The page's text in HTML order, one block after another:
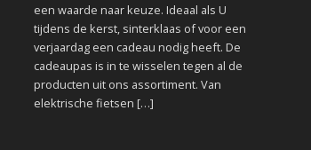
een waarde naar keuze. Ideaal als U
tijdens de kerst, sinterklaas of voor een
verjaardag een cadeau nodig heeft. De
cadeaupas is in te wisselen tegen al de
producten uit ons assortiment. Van
elektrische fietsen […]